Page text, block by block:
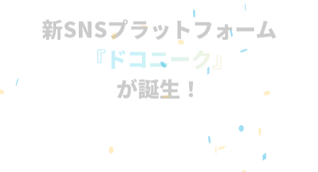
新SNSプラットフォーム
『ドコニーク』
が誕生！